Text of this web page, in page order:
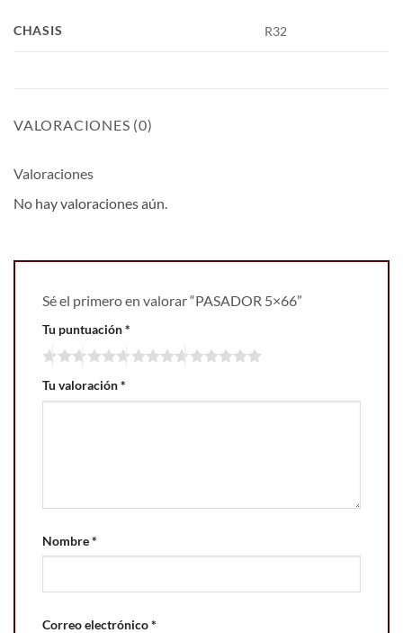
CHASIS R32
VALORACIONES (0)
Valoraciones
No hay valoraciones aún.
Sé el primero en valorar “PASADOR 5×66”
Tu puntuación*
Tu valoración*
Nombre*
Correo electrónico*